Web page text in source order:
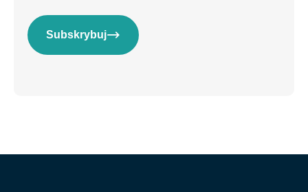
Subskrybuj